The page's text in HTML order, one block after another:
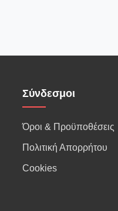
Σύνδεσμοι
Όροι & Προϋποθέσεις
Πολιτική Απορρήτου
Cookies